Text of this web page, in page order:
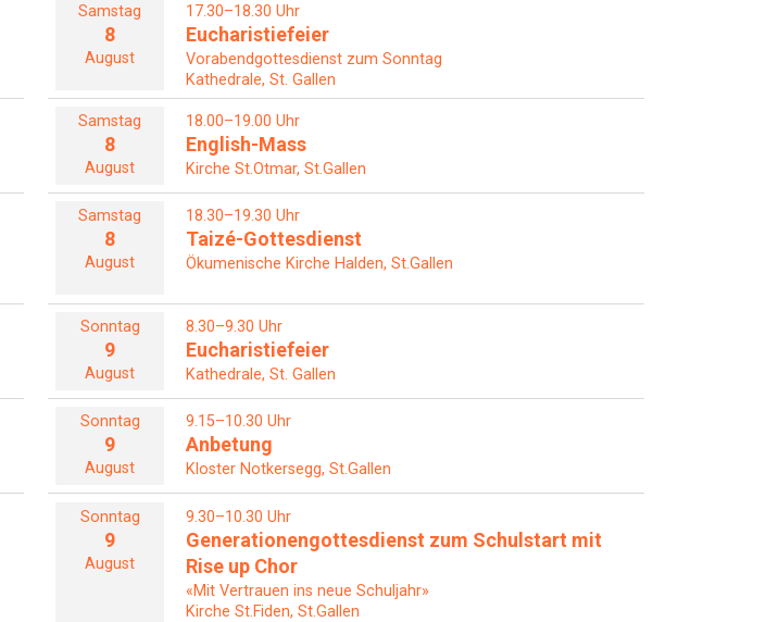
Samstag
8
August
17.30–18.30 Uhr
Eucharistiefeier
Vorabendgottesdienst zum Sonntag
Kathedrale, St. Gallen
Samstag
8
August
18.00–19.00 Uhr
English-Mass
Kirche St.Otmar, St.Gallen
Samstag
8
August
18.30–19.30 Uhr
Taizé-Gottesdienst
Ökumenische Kirche Halden, St.Gallen
Sonntag
9
August
8.30–9.30 Uhr
Eucharistiefeier
Kathedrale, St. Gallen
Sonntag
9
August
9.15–10.30 Uhr
Anbetung
Kloster Notkersegg, St.Gallen
Sonntag
9
August
9.30–10.30 Uhr
Generationengottesdienst zum Schulstart mit
Rise up Chor
«Mit Vertrauen ins neue Schuljahr»
Kirche St.Fiden, St.Gallen